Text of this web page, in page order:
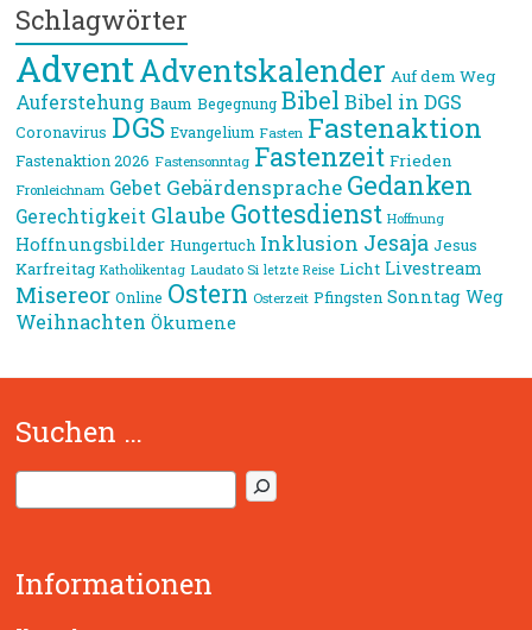
Schlagwörter
AdventAdventskalender Auf dem Weg
Auferstehung Baum Begegnung Bibel Bibel in DGS
Coronavirus DGS Evangelium Fasten Fastenaktion
Fastenaktion 2026 Fastensonntag Fastenzeit Frieden
Fronleichnam Gebet Gebärdensprache Gedanken
Gerechtigkeit Glaube Gottesdienst Hoffnung
Hoffnungsbilder Hungertuch Inklusion Jesaja Jesus
Karfreitag Katholikentag Laudato Si letzte Reise Licht Livestream
Misereor Online Ostern Osterzeit Pfingsten Sonntag Weg
Weihnachten Ökumene
Suchen …
u
e
n
Informationen